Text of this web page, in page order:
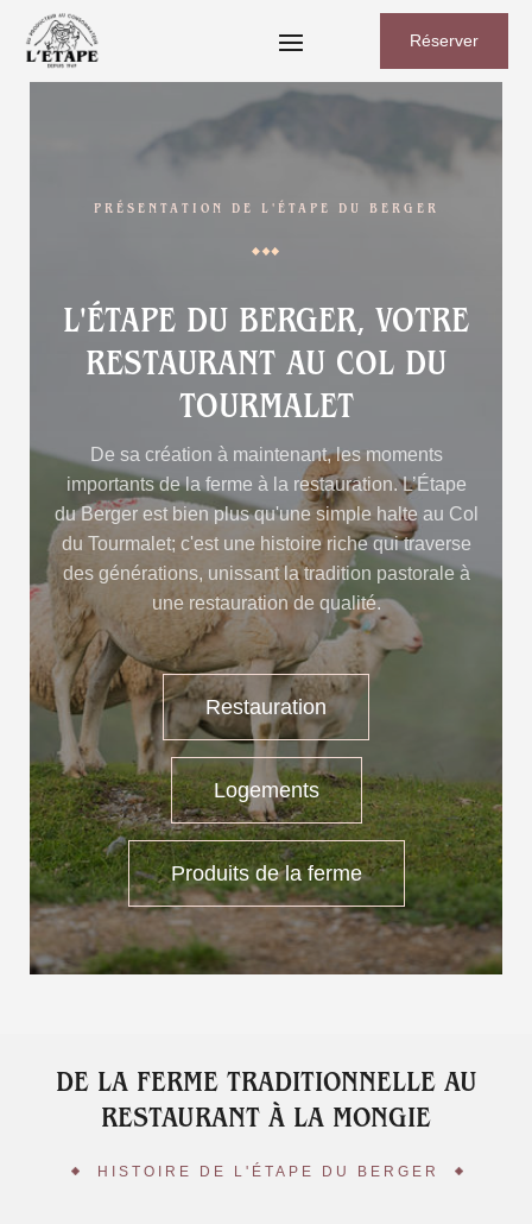
Réserver
PRÉSENTATION DE L'ÉTAPE DU BERGER
L'ÉTAPE DU BERGER, VOTRE
RESTAURANT AU COL DU
TOURMALET
De sa création à maintenant, les moments
importants de la ferme à la restauration. L’Étape
du Berger est bien plus qu'une simple halte au Col
du Tourmalet; c'est une histoire riche qui traverse
des générations, unissant la tradition pastorale à
une restauration de qualité.
Restauration
Logements
Produits de la ferme
DE LA FERME TRADITIONNELLE AU
RESTAURANT À LA MONGIE
HISTOIRE DE L'ÉTAPE DU BERGER